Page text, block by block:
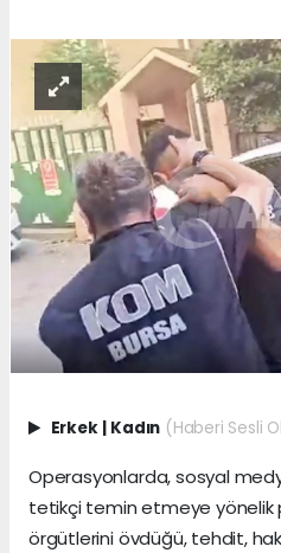
Erkek Kadın (Haberi Sesli
Operasyonlarda, sosyal
tetikçi temin etmeye yönelik
örgütlerini övdüğü, tehdit,